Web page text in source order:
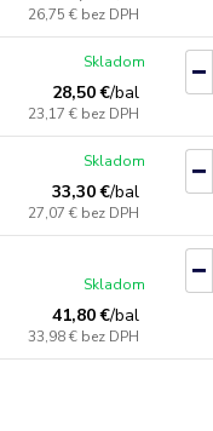
26,75 € bez DPH
28,50 €/bal
23,17 € bez DPH
Skladom
33,30 €/bal
27,07 € bez DPH
Skladom
41,80 €/bal
33,98 € bez DPH
Skladom